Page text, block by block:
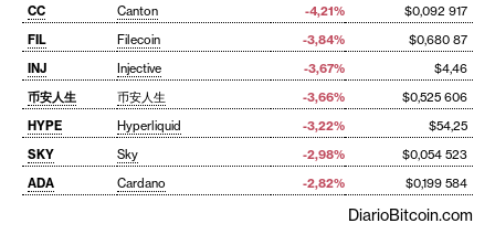
CC
Canton -4,21%
$0,092 917
FIL
Filecoin -3,84%
$0,680 87
INJ
Injective -3,67%
$4,46
币安人生
币安人生 -3,66%
$0,525 606
HYPE
Hyperliquid -3,22%
$54,25
SKY
Sky -2,98%
$0,054 523
ADA
Cardano -2,82% $0,199 584
DiarioBitcoin.com